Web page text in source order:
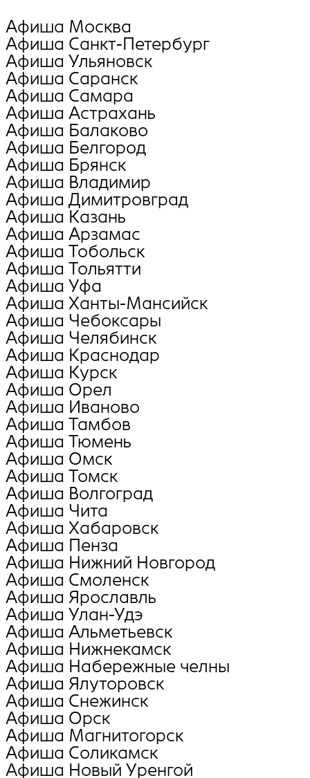
Афиша Москва
Афиша Санкт-Петербург
Афиша Ульяновск
Афиша Саранск
Афиша Самара
Афиша Астрахань
Афиша Балаково
Афиша Белгород
Афиша Брянск
Афиша Владимир
Афиша Димитровград
Афиша Казань
Афиша Арзамас
Афиша Тобольск
Афиша Тольятти
Афиша Уфа
Афиша Ханты-Мансийск
Афиша Чебоксары
Афиша Челябинск
Афиша Краснодар
Афиша Курск
Афиша Орел
Афиша Иваново
Афиша Тамбов
Афиша Тюмень
Афиша Омск
Афиша Томск
Афиша Волгоград
Афиша Чита
Афиша Хабаровск
Афиша Пенза
Афиша Нижний Новгород
Афиша Смоленск
Афиша Ярославль
Афиша Улан-Удэ
Афиша Альметьевск
Афиша Нижнекамск
Афиша Набережные челны
Афиша Ялуторовск
Афиша Снежинск
Афиша Орск
Афиша Магнитогорск
Афиша Соликамск
Афиша Новый Уренгой